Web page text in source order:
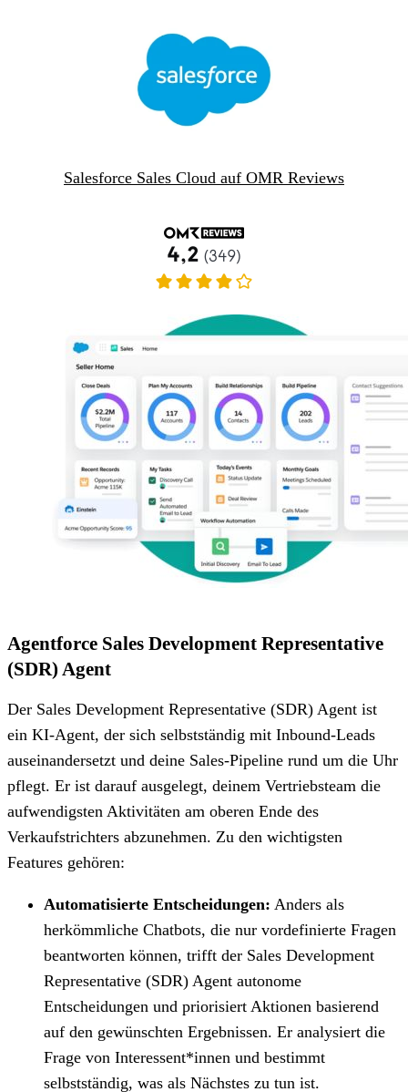
Salesforce Sales Cloud auf OMR Reviews
Agentforce Sales Development Representative
(SDR) Agent
Der Sales Development Representative (SDR) Agent ist
ein KI-Agent, der sich selbstständig mit Inbound-Leads
auseinandersetzt und deine Sales-Pipeline rund um die Uhr
pflegt. Er ist darauf ausgelegt, deinem Vertriebsteam die
aufwendigsten Aktivitäten am oberen Ende des
Verkaufstrichters abzunehmen. Zu den wichtigsten
Features gehören:
Automatisierte Entscheidungen: Anders als
herkömmliche Chatbots, die nur vordefinierte Fragen
beantworten können, trifft der Sales Development
Representative (SDR) Agent autonome
Entscheidungen und priorisiert Aktionen basierend
auf den gewünschten Ergebnissen. Er analysiert die
Frage von Interessent*innen und bestimmt
selbstständig, was als Nächstes zu tun ist.